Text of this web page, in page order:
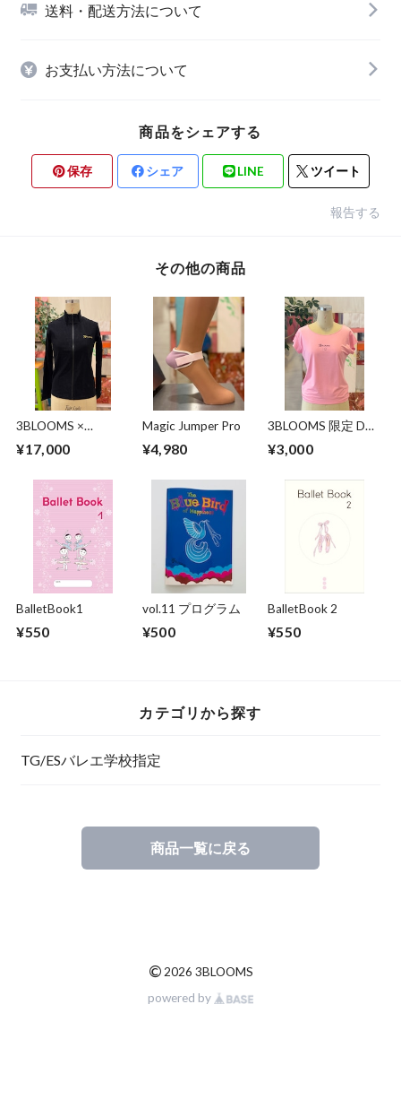
送料・配送方法について
お支払い方法について
商品をシェアする
保存 シェア LINE ツイート
報告する
その他の商品
3BLOOMS ×
ップジャケット
¥17,000
Magic Jumper Pro
¥4,980
3BLOOMS 限定 Don
¥3,000
BalletBook1
¥550
vol.11 プログラム
¥500
BalletBook 2
¥550
カテゴリから探す
TG/ESバレエ学校指定
商品一覧に戻る
©2026 3BLOOMS
powered by